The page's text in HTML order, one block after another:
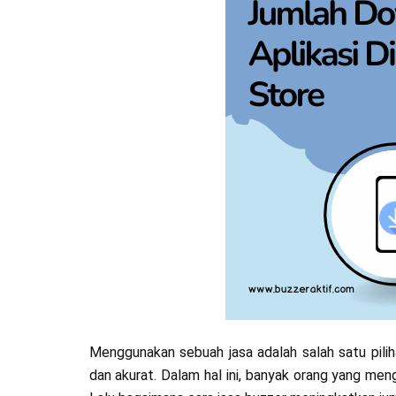
Menggunakan sebuah jasa adalah salah satu
dan akurat. Dalam hal ini, banyak orang yang